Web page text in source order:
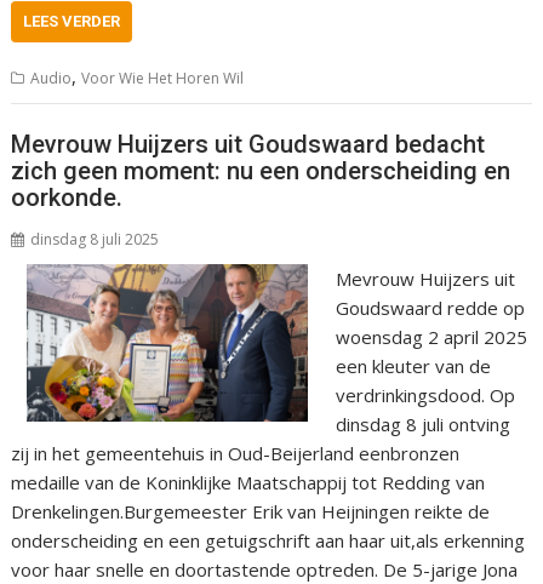
LEES VERDER
Audio,Voor Wie Het Horen Wil
Mevrouw Huijzers uit Goudswaard bedacht
zich geen moment: nu een onderscheiding en
oorkonde.
dinsdag 8 juli 2025
Mevrouw Huijzers uit
Goudswaard redde op
woensdag 2 april 2025
een kleuter van de
verdrinkingsdood. Op
dinsdag 8 juli ontving
zij in het gemeentehuis in Oud-Beijerland eenbronzen
medaille van de Koninklijke Maatschappij tot Redding van
Drenkelingen.Burgemeester Erik van Heijningen reikte de
onderscheiding en een getuigschrift aan haar uit,als erkenning
voor haar snelle en doortastende optreden. De 5-jarige Jona